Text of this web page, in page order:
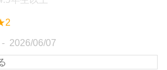
2026/06/07